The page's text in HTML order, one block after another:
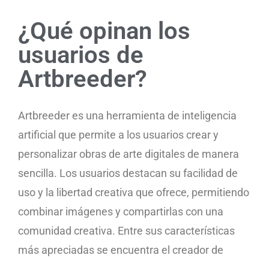
¿Qué opinan los
usuarios de
Artbreeder?
Artbreeder es una herramienta de inteligencia
artificial que permite a los usuarios crear y
personalizar obras de arte digitales de manera
sencilla. Los usuarios destacan su facilidad de
uso y la libertad creativa que ofrece, permitiendo
combinar imágenes y compartirlas con una
comunidad creativa. Entre sus características
más apreciadas se encuentra el creador de